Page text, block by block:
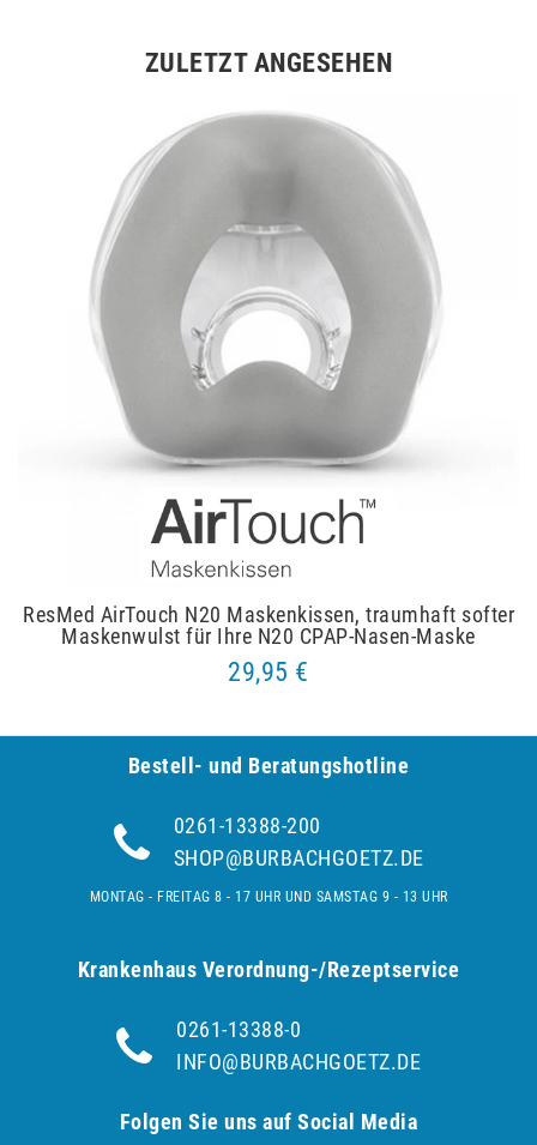
ZULETZT ANGESEHEN
ResMed AirTouch N20 Maskenkissen, traumhaft softer
Maskenwulst für Ihre N20 CPAP-Nasen-Maske
29,95 €
Bestell- und Be­ra­tungs­hot­line
0261-13388-200
SHOP@BURBACHGOETZ.DE
MONTAG - FREITAG 8 - 17 UHR UND SAMSTAG 9 - 13 UHR
Krankenhaus Verordnung-/Rezeptservice
0261-13388-0
INFO@BURBACHGOETZ.DE
Folgen Sie uns auf Social Media